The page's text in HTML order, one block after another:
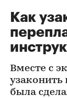
Как
Вместе с
узаконить
была